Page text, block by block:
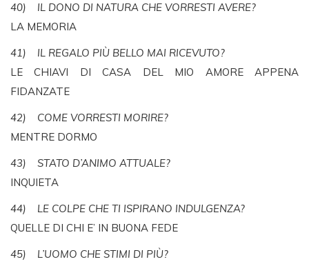
40) IL DONO DI NATURA CHE VORRESTI AVERE?
LA MEMORIA
41) IL REGALO PIÙ BELLO MAI RICEVUTO?
LE CHIAVI DI CASA DEL MIO AMORE APPENA
FIDANZATE
42) COME VORRESTI MORIRE?
MENTRE DORMO
43) STATO D’ANIMO ATTUALE?
INQUIETA
44) LE COLPE CHE TI ISPIRANO INDULGENZA?
QUELLE DI CHI E’ IN BUONA FEDE
45) L’UOMO CHE STIMI DI PIÙ?